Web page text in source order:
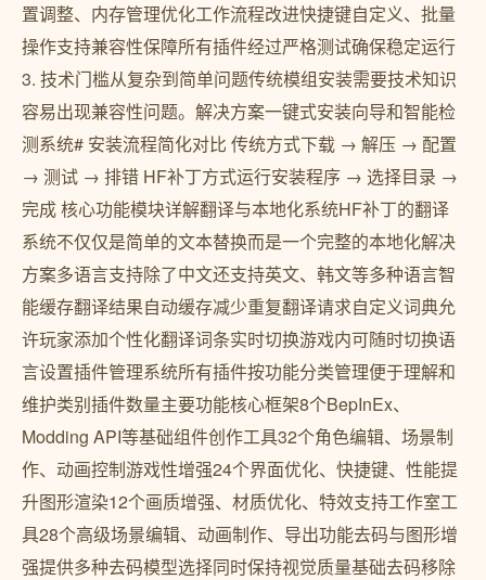
置调整、内存管理优化工作流程改进快捷键自定义、批量
操作支持兼容性保障所有插件经过严格测试确保稳定运行
3. 技术门槛从复杂到简单问题传统模组安装需要技术知识
容易出现兼容性问题。解决方案一键式安装向导和智能检
测系统# 安装流程简化对比 传统方式下载 → 解压 → 配置
→ 测试 → 排错 HF补丁方式运行安装程序 → 选择目录 →
完成 核心功能模块详解翻译与本地化系统HF补丁的翻译
系统不仅仅是简单的文本替换而是一个完整的本地化解决
方案多语言支持除了中文还支持英文、韩文等多种语言智
能缓存翻译结果自动缓存减少重复翻译请求自定义词典允
许玩家添加个性化翻译词条实时切换游戏内可随时切换语
言设置插件管理系统所有插件按功能分类管理便于理解和
维护类别插件数量主要功能核心框架8个BepInEx、
Modding API等基础组件创作工具32个角色编辑、场景制
作、动画控制游戏性增强24个界面优化、快捷键、性能提
升图形渲染12个画质增强、材质优化、特效支持工作室工
具28个高级场景编辑、动画制作、导出功能去码与图形增
强提供多种去码模型选择同时保持视觉质量基础去码移除